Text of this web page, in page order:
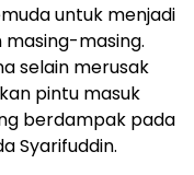
untuk menjadi
masing.
selain merusak
pintu masuk
berdampak pada
Syarifuddin.